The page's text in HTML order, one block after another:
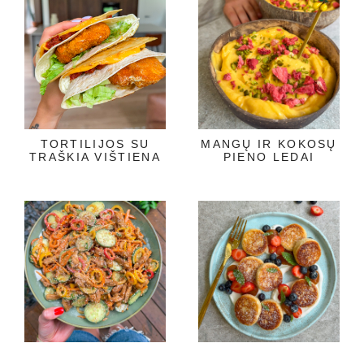
TORTILIJOS SU
TRAŠKIA VIŠTIENA
MANGŲ IR KOKOSŲ
PIENO LEDAI